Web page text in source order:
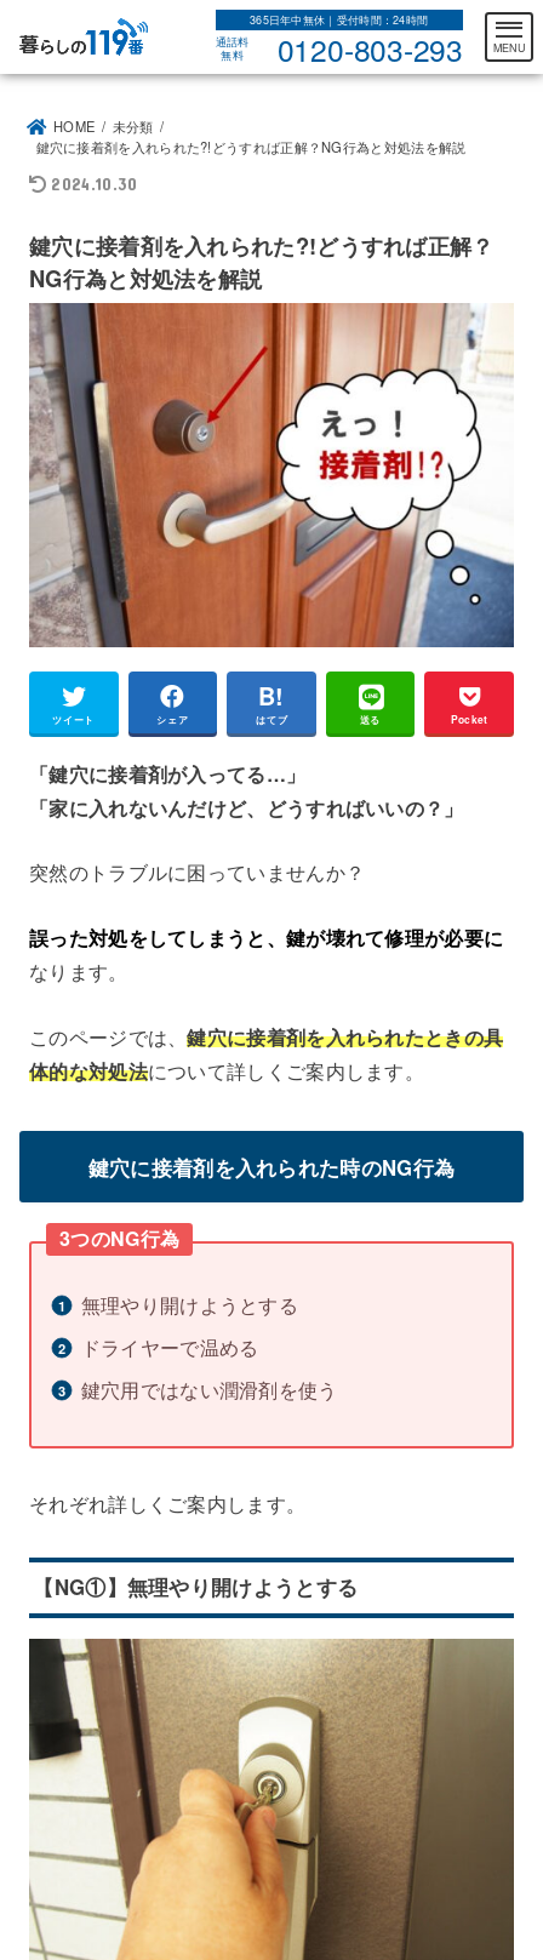
365日年中無休｜受付時間：24時間
通話料
無料
0120-803-293 MENU
HOME
未分類
鍵穴に接着剤を入れられた?!どうすれば正解？NG行為と対処法を解説
2024.10.30
鍵穴に接着剤を入れられた?!どうすれば正解？
NG行為と対処法を解説
ツイート シェア はてブ 送る Pocket
「鍵穴に接着剤が入ってる…」
「家に入れないんだけど、どうすればいいの？」
突然のトラブルに困っていませんか？
誤った対処をしてしまうと、鍵が壊れて修理が必要に
なります。
このページでは、鍵穴に接着剤を入れられたときの具
体的な対処法について詳しくご案内します。
鍵穴に接着剤を入れられた時のNG行為
3つのNG行為
無理やり開けようとする
ドライヤーで温める
鍵穴用ではない潤滑剤を使う
それぞれ詳しくご案内します。
【NG①】無理やり開けようとする